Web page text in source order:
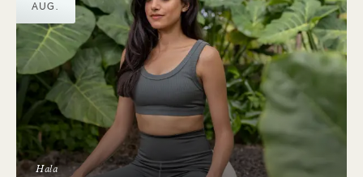
AUG.
Hala